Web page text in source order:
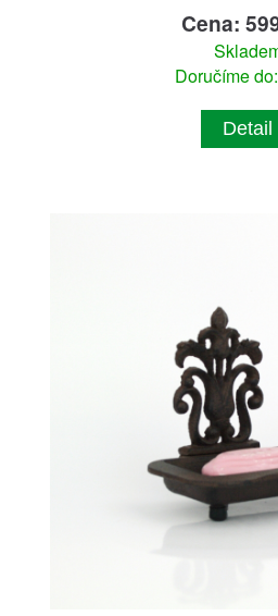
Cena:
Doručíme
Detail